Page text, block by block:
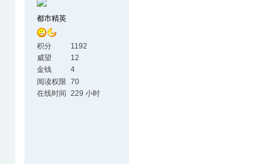
都市精英
积分
1192
威望
12
金钱
4
阅读权限 70
在线时间 229 小时